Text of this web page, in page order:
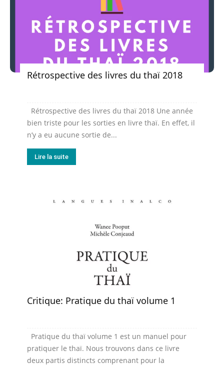
Rétrospective des livres du thaï 2018
Rétrospective des livres du thaï 2018 Une année
bien triste pour les sorties en livre thaï. En effet, il
n’y a eu aucune sortie de...
Lire la suite
Critique: Pratique du thaï volume 1
Pratique du thaï volume 1 est un manuel pour
pratiquer le thaï. Nous trouvons dans ce livre
deux partis distincts comprenant pour la